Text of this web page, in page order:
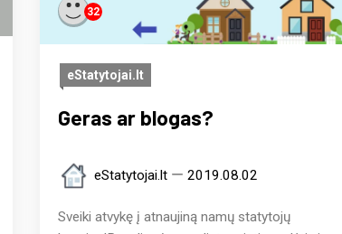
32
eStatytojai.lt
Geras ar blogas?
eStatytojai.lt 2019.08.02
Sveiki atvykę į atnaujiną namų statytojų